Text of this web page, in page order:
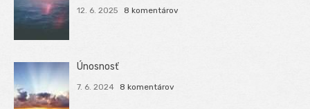
12. 6. 2025 8 komentárov
Únosnosť
7. 6. 2024 8 komentárov